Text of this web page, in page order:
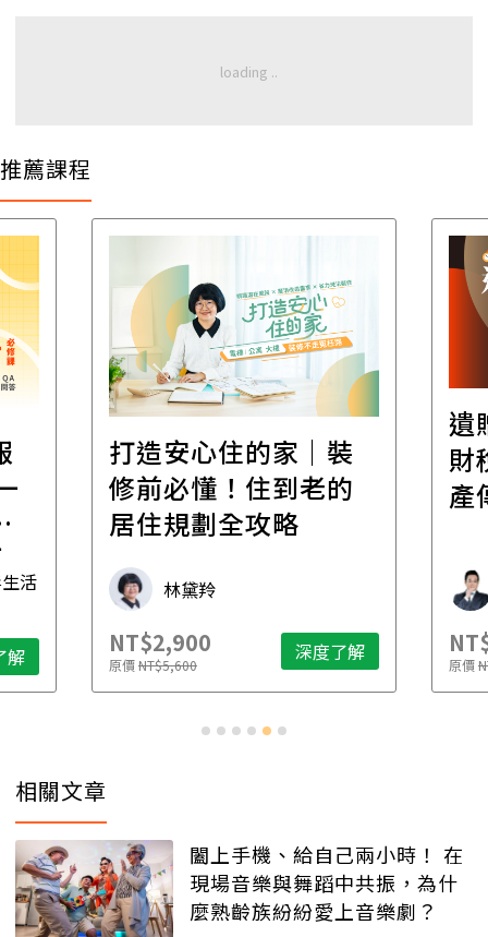
推薦課程
活
解
打造安心住的家｜裝
修前必懂！住到老的
居住規劃全攻略
林黛羚
NT$2,900
原價NT$5,600 深度了解
遺
財
產
原價
相關文章
闔上手機、給自己兩小時！ 在
現場音樂與舞蹈中共振，為什
麼熟齡族紛紛愛上音樂劇？